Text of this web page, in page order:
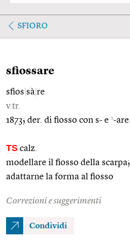
SFIORO
sfiossare
sfios sà re
v.tr.
1873; der. di fiosso con s- e 1-are.
TS calz.
modellare il fiosso della scarpa;
adattarne la forma al fiosso
Correzioni e suggerimenti
Condividi